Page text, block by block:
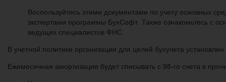
Воспользуйтесь этими документами по учету основных
экспертами программы БухСофт. Также ознакомьтесь с
ведущих специалистов ФНС.
В учетной политике организации для целей бухучета
Ежемесячная амортизация будет списывать с 98-го счета в